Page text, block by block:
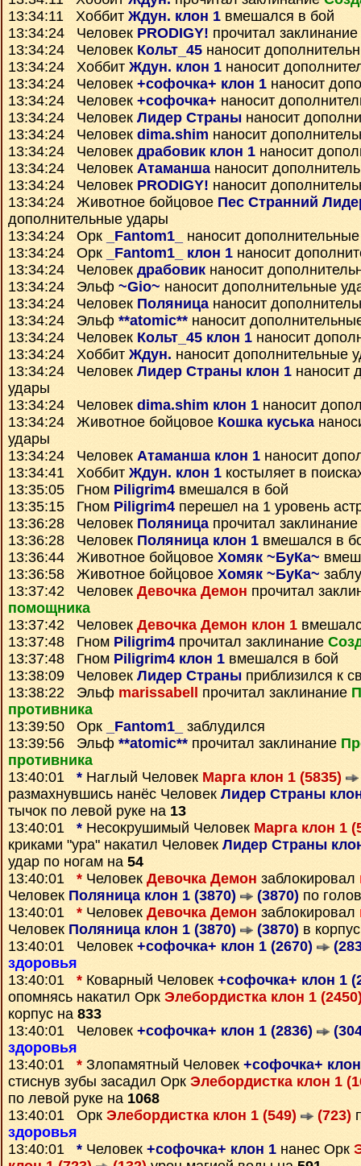
13:34:11 Хоббит Ждун. клон 1 вмешался в бой
13:34:24 Человек PRODIGY! прочитал заклинание
13:34:24 Человек Кольт_45 наносит
13:34:24 Хоббит Ждун. клон 1 наносит
13:34:24 Человек +софочка+ клон 1 наносит
13:34:24 Человек +софочка+ наносит
13:34:24 Человек Лидер Страны наносит
13:34:24 Человек dima.shim наносит
13:34:24 Человек драбовик клон 1 наносит
13:34:24 Человек Атаманшананосит
13:34:24 Человек PRODIGY! наносит
13:34:24 Животное бойцовое Пес Странний
дополнительные удары
13:34:24 Орк
_Fantom1_
наносит
13:34:24 Орк
_Fantom1_ клон 1 наносит
13:34:24 Человек драбовик наносит
13:34:24 Эльф ~Gio~ наносит дополнительные
13:34:24 Человек Поляницананосит
13:34:24 Эльф **atomic** наносит
13:34:24 Человек Кольт_45 клон 1 наносит
13:34:24 Хоббит Ждун. наносит дополнительные
13:34:24 Человек Лидер Страны клон 1 наносит
удары
13:34:24 Человек dima.shim клон 1 наносит
13:34:24 Животное бойцовое Кошка куська
удары
13:34:24 Человек Атаманша клон 1 наносит
13:34:41 Хоббит Ждун. клон 1 костыляет в
13:35:05 Гном Piligrim4 вмешался в бой
13:35:15 Гном Piligrim4 перешел на 1 уровень
13:36:28 Человек Поляницапрочитал заклинание
13:36:28 Человек Поляница клон 1 вмешался в
13:36:44 Животное бойцовое Хомяк ~БуКа~
13:36:58 Животное бойцовое Хомяк ~БуКа~
13:37:42 Человек Девочка Демон прочитал
помощника
13:37:42 Человек Девочка Демон клон 1
13:37:48 Гном Piligrim4 прочитал заклинание
13:37:48 Гном Piligrim4 клон 1 вмешался в бой
13:38:09 Человек Лидер Страны приблизился к
13:38:22 Эльф marissabell прочитал заклинание
противника
13:39:50 Орк
_Fantom1_
заблудился
13:39:56 Эльф **atomic** прочитал заклинание
противника
13:40:01 * Наглый Человек Марга клон 1 (5835)
размахнувшись нанёс Человек Лидер Страны
тычок по левой руке на 13
13:40:01 * Несокрушимый Человек Марга клон 1
криками "ура" накатил Человек Лидер Страны
удар по ногам на 54
13:40:01 * Человек Девочка Демон заблокировал
Человек Поляница клон 1 (3870) (3870) по
13:40:01 * Человек Девочка Демон заблокировал
Человек Поляница клон 1 (3870) (3870) в корпус
13:40:01 Человек +софочка+ клон 1 (2670)
здоровья
13:40:01 * Коварный Человек +софочка+ клон 1
опомнясь накатил Орк Элебордистка клон 1
корпус на 833
13:40:01 Человек +софочка+ клон 1 (2836)
здоровья
13:40:01 * Злопамятный Человек +софочка+
стиснув зубы засадил Орк Элебордистка клон 1
по левой руке на 1068
13:40:01 Орк Элебордистка клон 1 (549) (723)
здоровья
13:40:01 * Человек +софочка+ клон 1 нанес Орк